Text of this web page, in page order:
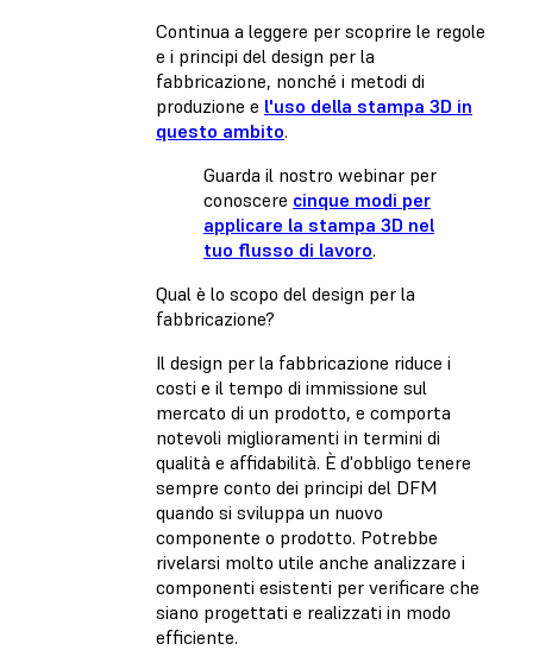
Continua a leggere per scoprire le regole
e i principi del design per la
fabbricazione, nonché i metodi di
produzione e l'uso della stampa 3D in
questo ambito.
Guarda il nostro webinar per
conoscere cinque modi per
applicare la stampa 3D nel
tuo flusso di lavoro.
Qual è lo scopo del design per la
fabbricazione?
Il design per la fabbricazione riduce i
costi e il tempo di immissione sul
mercato di un prodotto, e comporta
notevoli miglioramenti in termini di
qualità e affidabilità. È d'obbligo tenere
sempre conto dei principi del DFM
quando si sviluppa un nuovo
componente o prodotto. Potrebbe
rivelarsi molto utile anche analizzare i
componenti esistenti per verificare che
siano progettati e realizzati in modo
efficiente.